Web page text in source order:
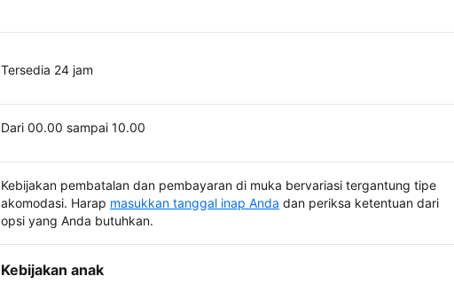
Tersedia 24 jam
Dari 00.00 sampai 10.00
Kebijakan pembatalan dan pembayaran di muka bervariasi tergantung tipe
akomodasi. Harap masukkan tanggal inap Anda dan periksa ketentuan dari
opsi yang Anda butuhkan.
Kebijakan anak